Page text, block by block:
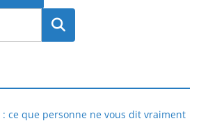
Rechercher
ce que personne ne vous dit vraiment